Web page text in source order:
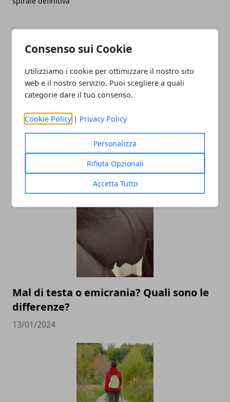
Consenso sui Cookie
Utilizziamo i cookie per ottimizzare il nostro sito
web e il nostro servizio. Puoi scegliere a quali
categorie dare il tuo consenso.
Cookie Policy | Privacy Policy
Personalizza
Rifiuta Opzionali
Accetta Tutto
Redazione
Mal di testa o emicrania? Quali sono le
differenze?
13/01/2024